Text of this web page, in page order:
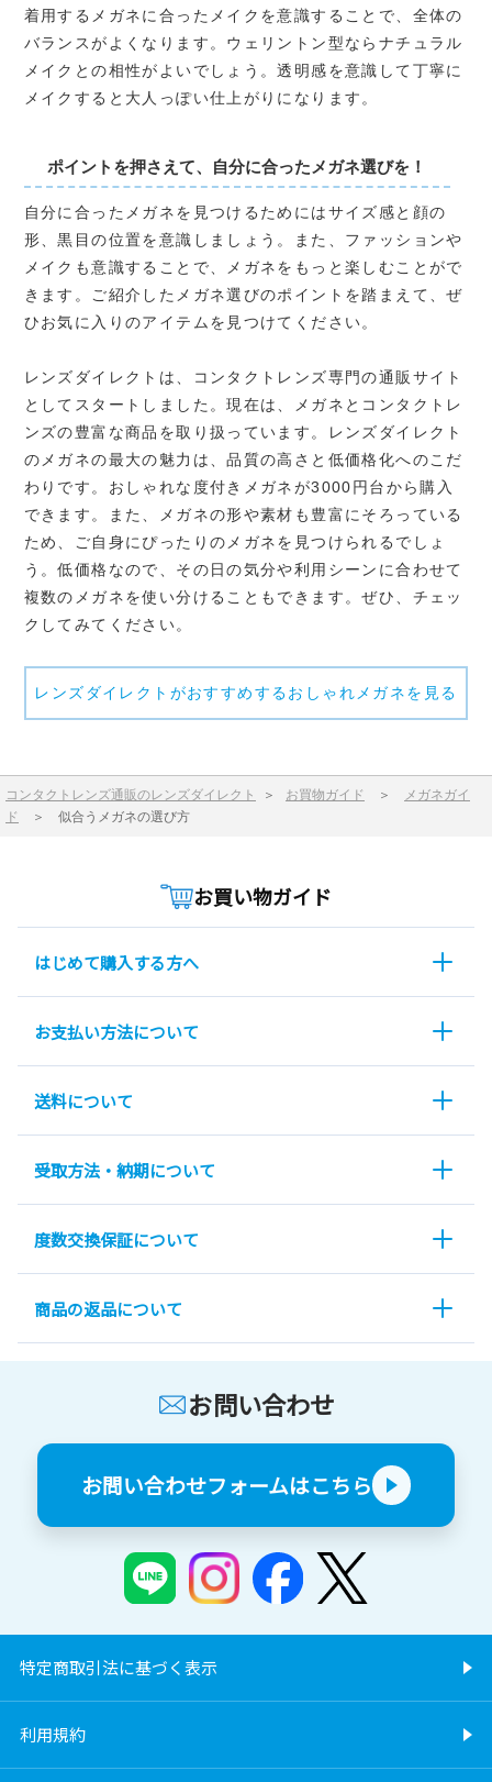
着用するメガネに合ったメイクを意識することで、全体の
バランスがよくなります。ウェリントン型ならナチュラル
メイクとの相性がよいでしょう。透明感を意識して丁寧に
メイクすると大人っぽい仕上がりになります。
ポイントを押さえて、自分に合ったメガネ選びを！
自分に合ったメガネを見つけるためにはサイズ感と顔の
形、黒目の位置を意識しましょう。また、ファッションや
メイクも意識することで、メガネをもっと楽しむことがで
きます。ご紹介したメガネ選びのポイントを踏まえて、ぜ
ひお気に入りのアイテムを見つけてください。
レンズダイレクトは、コンタクトレンズ専門の通販サイト
としてスタートしました。現在は、メガネとコンタクトレ
ンズの豊富な商品を取り扱っています。レンズダイレクト
のメガネの最大の魅力は、品質の高さと低価格化へのこだ
わりです。おしゃれな度付きメガネが3000円台から購入
できます。また、メガネの形や素材も豊富にそろっている
ため、ご自身にぴったりのメガネを見つけられるでしょ
う。低価格なので、その日の気分や利用シーンに合わせて
複数のメガネを使い分けることもできます。ぜひ、チェッ
クしてみてください。
レンズダイレクトがおすすめするおしゃれメガネを見る
コンタクトレンズ通販のレンズダイレクト ＞ お買物ガイド ＞
メガネガイ
ド
＞ 似合うメガネの選び方
お買い物ガイド
はじめて購入する方へ
お支払い方法について
送料について
受取方法・納期について
度数交換保証について
商品の返品について
お問い合わせ
お問い合わせフォームはこちら
特定商取引法に基づく表示
利用規約